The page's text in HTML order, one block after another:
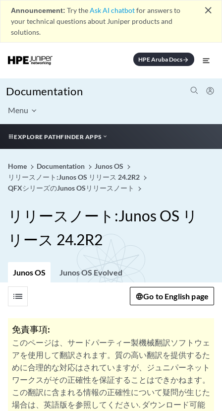
Announcement: Try theAsk AI chatbotfor answers to
your technical questions about Juniper products and
solutions.
close
HPE Aruba Docsarrow_forward
Documentation
Menu
EXPLORE PATHFINDER APPS
Home Documentation
Junos OS
リリースノート:Junos OS リリース 24.2R2
QFXシリーズのJunos OSリリースノート
リリースノート:Junos OS リ
リース 24.2R2
Junos OS Junos OS Evolved
list Go to English page
免責事項:
このページは、サードパーティー製機械翻訳ソフトウェ
アを使用して翻訳されます。質の高い翻訳を提供するた
めに合理的な対応はされていますが、ジュニパーネット
ワークスがその正確性を保証することはできかねます。
この翻訳に含まれる情報の正確性について疑問が生じた
場合は、英語版を参照してください. ダウンロード可能